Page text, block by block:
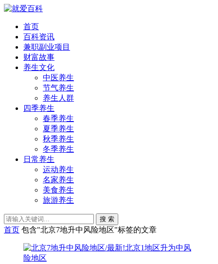
首页
百科资讯
兼职副业项目
财富故事
养生文化
中医养生
节气养生
养生人群
四季养生
春季养生
夏季养生
秋季养生
冬季养生
日常养生
运动养生
名家养生
美食养生
旅游养生
搜 索
首页 包含"北京7地升中风险地区"标签的文章